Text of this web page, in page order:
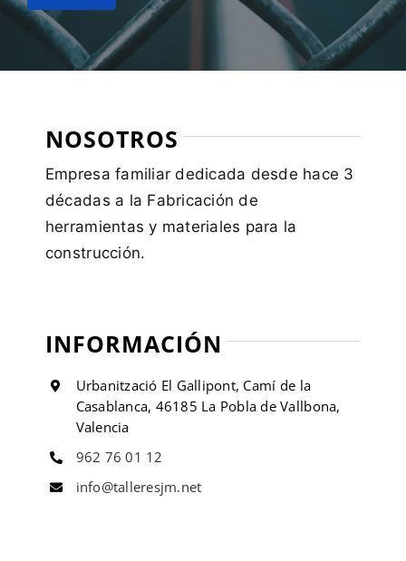
NOSOTROS
Empresa familiar dedicada desde hace 3
décadas a la Fabricación de
herramientas y materiales para la
construcción.
INFORMACIÓN
Urbanització El Gallipont, Camí de la
Casablanca, 46185 La Pobla de Vallbona,
Valencia
962 76 01 12
info@talleresjm.net